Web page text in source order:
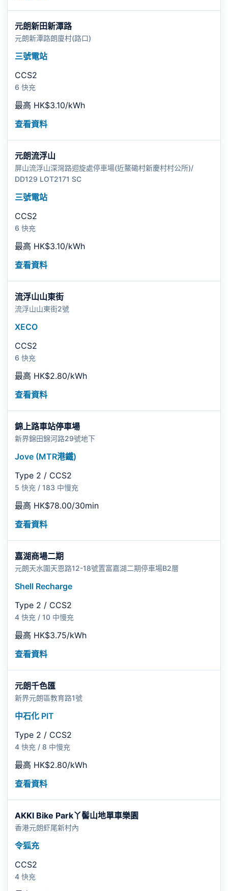
元朗新田新潭路
元朗新潭路朗廈村(路口)
三號電站
CCS2
6 快充
最高 HK$3.10/kWh
查看資料
元朗流浮山
屏山流浮山深灣路迴旋處停車場(近鰲磡村新慶村村公所)/
DD129 LOT2171 SC
三號電站
CCS2
6 快充
最高 HK$3.10/kWh
查看資料
流浮山山東街
流浮山山東街2號
XECO
CCS2
6 快充
最高 HK$2.80/kWh
查看資料
錦上路車站停車場
新界錦田錦河路29號地下
Jove (MTR港鐵)
Type 2 / CCS2
5 快充 / 183 中慢充
最高 HK$78.00/30min
查看資料
嘉湖商場二期
元朗天水圍天恩路12-18號置富嘉湖二期停車場B2層
Shell Recharge
Type 2 / CCS2
4 快充 / 10 中慢充
最高 HK$3.75/kWh
查看資料
元朗千色匯
新界元朗區教育路1號
中石化 PIT
Type 2 / CCS2
4 快充 / 8 中慢充
最高 HK$2.80/kWh
查看資料
AKKI Bike Park丫髻山地單車樂園
香港元朗虾尾新村內
令狐充
CCS2
4 快充